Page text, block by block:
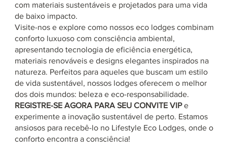
com materiais sustentáveis e projetados para uma vida
de baixo impacto.
Visite-nos e explore como nossos eco lodges combinam
conforto luxuoso com consciência ambiental,
apresentando tecnologia de eficiência energética,
materiais renováveis e designs elegantes inspirados na
natureza. Perfeitos para aqueles que buscam um estilo
de vida sustentável, nossos lodges oferecem o melhor
dos dois mundos: beleza e eco-responsabilidade.
REGISTRE-SE AGORA PARA SEU CONVITE VIPe
experimente a inovação sustentável de perto. Estamos
ansiosos para recebê-lo no Lifestyle Eco Lodges, onde o
conforto encontra a consciência!